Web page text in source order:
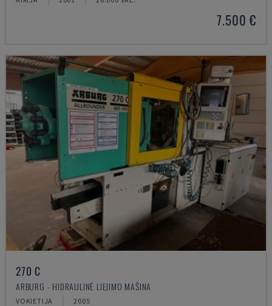
7.500 €
270 C
ARBURG - HIDRAULINĖ LIEJIMO MAŠINA
VOKIETIJA 2005